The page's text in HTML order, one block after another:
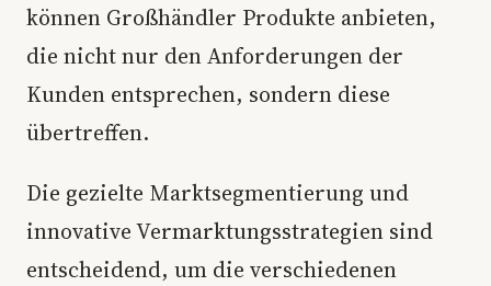
können Großhändler Produkte anbieten,
die nicht nur den Anforderungen der
Kunden entsprechen, sondern diese
übertreffen.
Die gezielte Marktsegmentierung und
innovative Vermarktungsstrategien sind
entscheidend, um die verschiedenen